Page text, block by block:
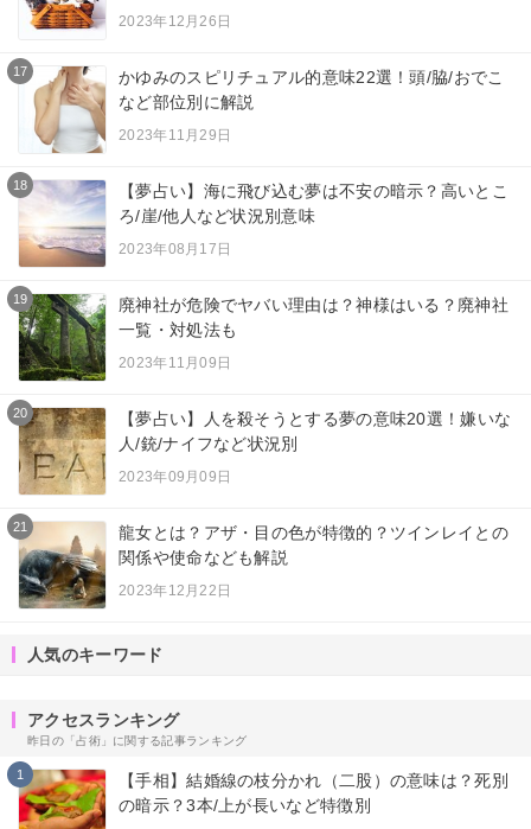
2023年12月26日
17
かゆみのスピリチュアル的意味22選！頭/脇/おでこ
など部位別に解説
2023年11月29日
18
【夢占い】海に飛び込む夢は不安の暗示？高いとこ
ろ/崖/他人など状況別意味
2023年08月17日
19
廃神社が危険でヤバい理由は？神様はいる？廃神社
一覧・対処法も
2023年11月09日
20
【夢占い】人を殺そうとする夢の意味20選！嫌いな
人/銃/ナイフなど状況別
2023年09月09日
21
龍女とは？アザ・目の色が特徴的？ツインレイとの
関係や使命なども解説
2023年12月22日
人気のキーワード
アクセスランキング
昨日の「占術」に関する記事ランキング
1
【手相】結婚線の枝分かれ（二股）の意味は？死別
の暗示？3本/上が長いなど特徴別